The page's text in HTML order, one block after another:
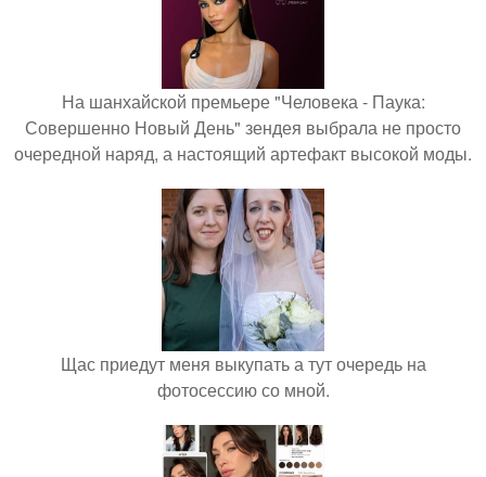
На шанхайской премьере "Человека - Паука:
Совершенно Новый День" зендея выбрала не просто
очередной наряд, а настоящий артефакт высокой моды.
Щас приедут меня выкупать а тут очередь на
фотосессию со мной.